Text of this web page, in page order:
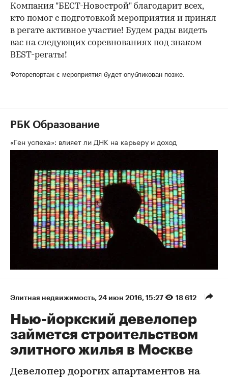
Компания "БЕСТ-Новострой" благодарит всех,
кто помог с подготовкой мероприятия и принял
в регате активное участие! Будем рады видеть
вас на следующих соревнованиях под знаком
BEST-регаты!
Фоторепортаж с мероприятия будет опубликован позже.
РБК Образование
«Ген успеха»: влияет ли ДНК на карьеру и доход
Элитная недвижимость⁠, 24 июн 2016, 15:27 18 612
Нью-йоркский девелопер
займется строительством
элитного жилья в Москве
Девелопер дорогих апартаментов на